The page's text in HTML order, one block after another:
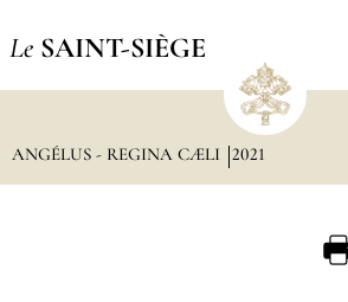
Le SAINT-SIÈGE
ANGÉLUS - REGINA CÆLI 2021